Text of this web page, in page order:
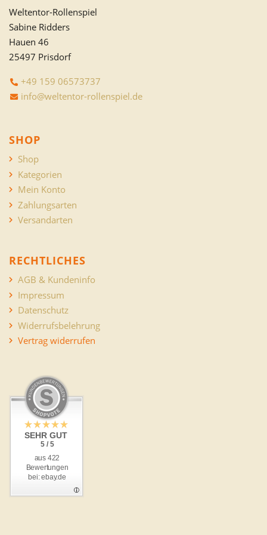
Weltentor-Rollenspiel
Sabine Ridders
Hauen 46
25497 Prisdorf
+49 159 06573737
info@weltentor-rollenspiel.de
SHOP
Shop
Kategorien
Mein Konto
Zahlungsarten
Versandarten
RECHTLICHES
AGB & Kundeninfo
Impressum
Datenschutz
Widerrufsbelehrung
Vertrag widerrufen
SEHR GUT
5 / 5
aus 422
Bewertungen
bei: ebay.de